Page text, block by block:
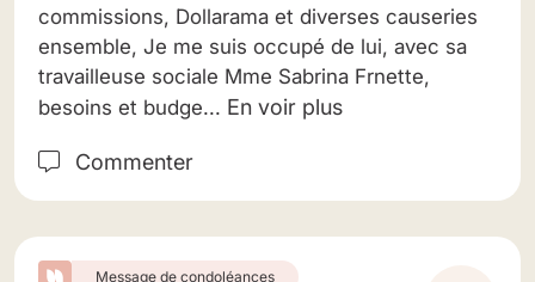
commissions, Dollarama et diverses causeries
ensemble, Je me suis occupé de lui, avec sa
travailleuse sociale Mme Sabrina Frnette,
besoins et budge... En voir plus
Commenter
Message de condoléances